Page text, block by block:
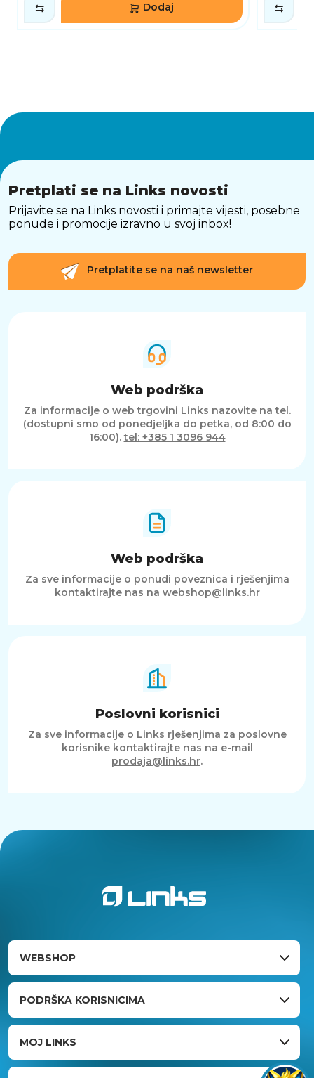
Dodaj
Pretplati se na Links novosti
Prijavite se na Links novosti i primajte vijesti, posebne
ponude i promocije izravno u svoj inbox!
Pretplatite se na naš newsletter
Web podrška
Za informacije o web trgovini Links nazovite na tel.
(dostupni smo od ponedjeljka do petka, od 8:00 do
16:00).tel: +385 1 3096 944
Web podrška
Za sve informacije o ponudi poveznica i rješenjima
kontaktirajte nas na webshop@links.hr
Poslovni korisnici
Za sve informacije o Links rješenjima za poslovne
korisnike kontaktirajte nas na e-mail
prodaja@links.hr.
WEBSHOP
PODRŠKA KORISNICIMA
MOJ LINKS